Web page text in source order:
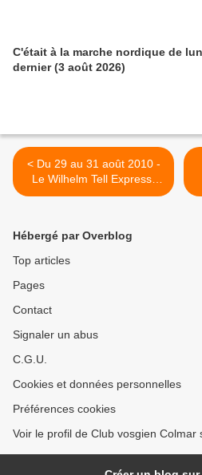
C'était à la marche nordique de
dernier (3 août 2026)
< Du 29 au 31 août 2010 -
Le Wilhelm Tell Express,
Locarno et le massif du
Hébergé par Overblog
Top articles
Pages
Contact
Signaler un abus
C.G.U.
Cookies et données personnelles
Préférences cookies
Voir le profil de Club vosgien Colmar